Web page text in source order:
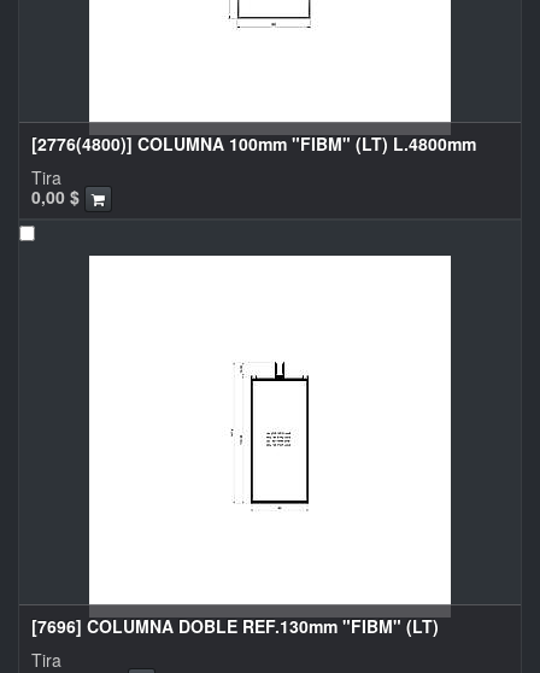
[2776(4800)] COLUMNA 100mm "FIBM" (LT) L.4800mm
0,00 $
Tira
[7696] COLUMNA DOBLE REF.130mm "FIBM" (LT)
Tira